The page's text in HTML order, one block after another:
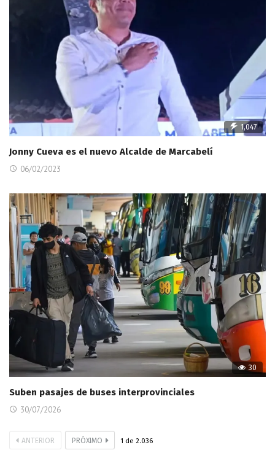
1,047
Jonny Cueva es el nuevo Alcalde de Marcabelí
06/02/2023
30
Suben pasajes de buses interprovinciales
30/07/2026
ANTERIOR PRÓXIMO 1 de 2.036